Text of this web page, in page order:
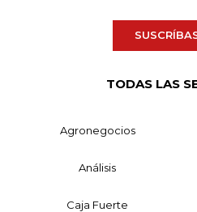
TODAS LAS
Agronegocios
Análisis
Caja Fuerte